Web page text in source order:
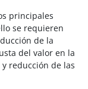
principales
se requieren
de la
del valor en la
reducción de las